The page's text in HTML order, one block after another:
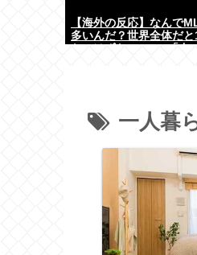
【海外の反応】なんで
多いんだ？世界全体だ
一人暮